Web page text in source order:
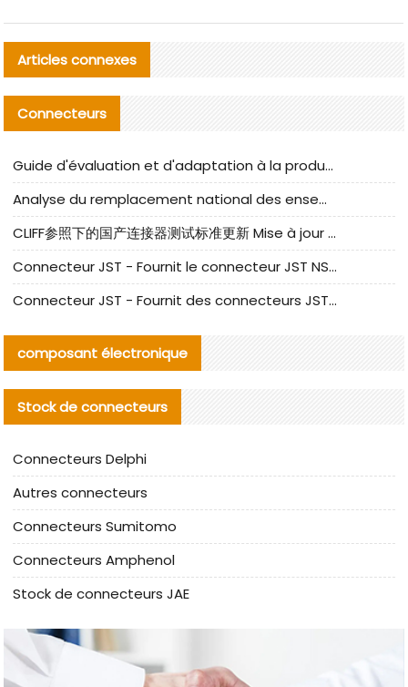
Articles connexes
Connecteurs
Guide d'évaluation et d'adaptation à la production des composants de câbles nationaux CNC Tech
Analyse du remplacement national des ensembles de câbles à fréquence élevée I-PEX
CLIFF参照下的国产连接器测试标准更新 Mise à jour des normes de test des connecteurs nationaux sous la référence CLIFF
Connecteur JST - Fournit le connecteur JST NSHR-02V-S original | Équivalent
Connecteur JST - Fournit des connecteurs JST GHR-09V-S authentiques et des produits de remplacement|
composant électronique
Stock de connecteurs
Connecteurs Delphi
Autres connecteurs
Connecteurs Sumitomo
Connecteurs Amphenol
Stock de connecteurs JAE